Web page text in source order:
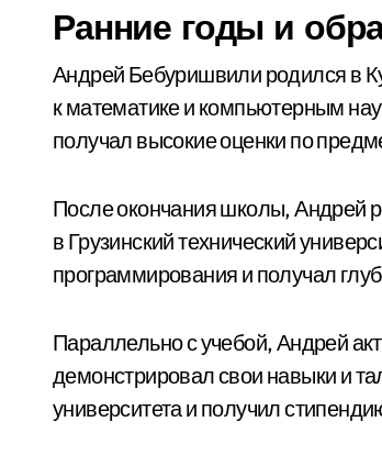
Ранние годы и
Андрей Бебуришвили родился в
к математике и компьютерным
получал высокие оценки по
После окончания школы, Андрей
в Грузинский технический
программирования и получал
Параллельно с учебой, Андрей
демонстрировал свои навыки и
университета и получил